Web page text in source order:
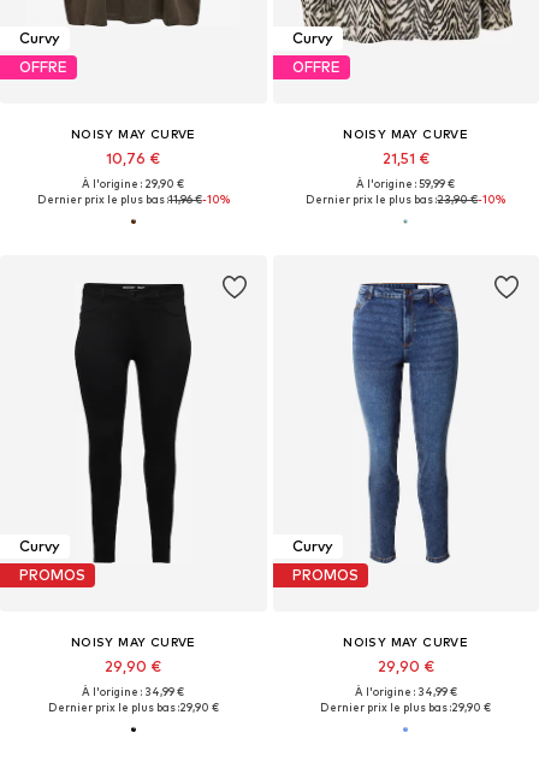
Curvy
OFFRE
NOISY MAY CURVE
10,76 €
À l'origine : 29,90 €
Dernier prix le plus bas :11,96 €-10%
Curvy
OFFRE
NOISY MAY CURVE
21,51 €
À l'origine : 59,99 €
Dernier prix le plus bas :23,90 €-10%
Curvy
PROMOS
NOISY MAY CURVE
29,90 €
À l'origine : 34,99 €
Dernier prix le plus bas :29,90 €
Curvy
PROMOS
NOISY MAY CURVE
29,90 €
À l'origine : 34,99 €
Dernier prix le plus bas :29,90 €